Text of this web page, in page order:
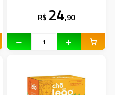
R$ 24,90